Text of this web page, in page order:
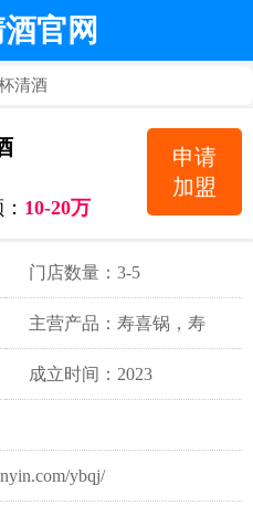
官网
清酒
10-20万
申请
加盟
门店数量：3-5
主营产品：寿喜锅，寿
司，咖喱
成立时间：2023
ybqj/